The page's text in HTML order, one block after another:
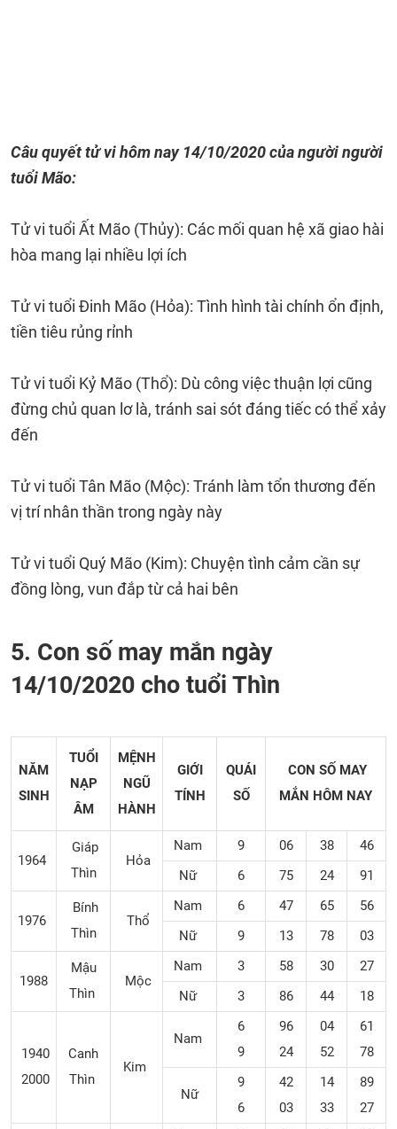
Câu quyết tử vi hôm nay 14/10/2020 của người người
tuổi Mão:
Tử vi tuổi Ất Mão (Thủy): Các mối quan hệ xã giao hài
hòa mang lại nhiều lợi ích
Tử vi tuổi Đinh Mão (Hỏa): Tình hình tài chính ổn định,
tiền tiêu rủng rỉnh
Tử vi tuổi Kỷ Mão (Thổ): Dù công việc thuận lợi cũng
đừng chủ quan lơ là, tránh sai sót đáng tiếc có thể xảy
đến
Tử vi tuổi Tân Mão (Mộc): Tránh làm tổn thương đến
vị trí nhân thần trong ngày này
Tử vi tuổi Quý Mão (Kim): Chuyện tình cảm cần sự
đồng lòng, vun đắp từ cả hai bên
5. Con số may mắn ngày
14/10/2020 cho tuổi Thìn
NĂM
SINH
TUỔI
NẠP
ÂM
MỆNH
NGŨ
HÀNH
GIỚI
TÍNH
QUÁI
SỐ
CON SỐ MAY
MẮN HÔM NAY
1964
Giáp
Thìn
Hỏa
Nam 9 06 38
46
Nữ
6 75 24 91
1976
Bính
Thìn
Thổ
Nam 6 47 65
56
Nữ
9 13 78 03
1988
Mậu
Thìn
Mộc
Nam 3 58 30
27
Nữ
3 86 44 18
1940
2000
Canh
Thìn
Kim
Nam
6
9
96
24
04
52
61
78
Nữ
9
6
42
03
14
33
89
27